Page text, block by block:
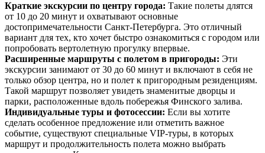
Краткие экскурсии по центру города: Такие полеты длятся
от 10 до 20 минут и охватывают основные
достопримечательности Санкт-Петербурга. Это отличный
вариант для тех, кто хочет быстро ознакомиться с городом или
попробовать вертолетную прогулку впервые.
Расширенные маршруты с полетом в пригороды: Эти
экскурсии занимают от 30 до 60 минут и включают в себя не
только обзор центра, но и полет к пригородным резиденциям.
Такой маршрут позволяет увидеть знаменитые дворцы и
парки, расположенные вдоль побережья Финского залива.
Индивидуальные туры и фотосессии: Если вы хотите
сделать особенное предложение или отметить важное
событие, существуют специальные VIP-туры, в которых
маршрут и продолжительность полета можно выбрать